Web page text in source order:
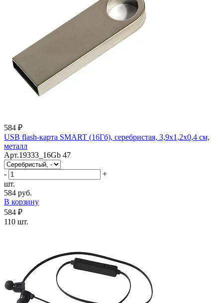
584 ₽
USB flash-карта SMART (16Гб), серебристая, 3,9х1,2х0,4 см,
металл
Арт.19333_16Gb 47
-
+
шт.
584 руб.
В корзину
584 ₽
110 шт.